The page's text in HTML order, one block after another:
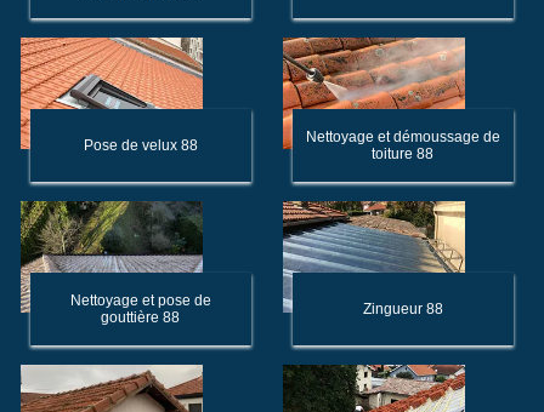
Pose de velux 88
Nettoyage et démoussage de
toiture 88
Nettoyage et pose de
gouttière 88
Zingueur 88